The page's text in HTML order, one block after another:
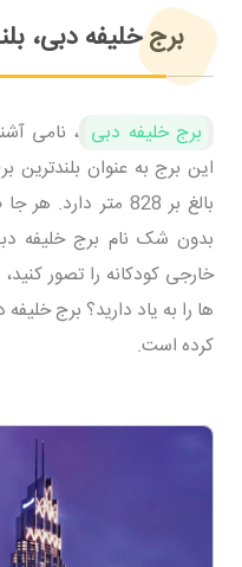
برج خلیفه دبی،
برج خلیفه دبی ، نامی
این برج به عنوان
بالغ بر 828 متر
بدون شک نام برج خلیفه
خارجی کودکانه را تصور
ها را به یاد دارید؟ برج
کرده است.